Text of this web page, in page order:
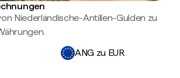
Niederländische-Antillen-Gulden zu
ANG zu EUR